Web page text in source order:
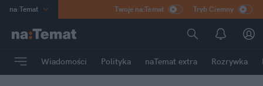
na:Temat
Poland
mama
Twoje na:Temat Tryb Ciemny
Wiadomości Polityka naTemat extra Rozrywka